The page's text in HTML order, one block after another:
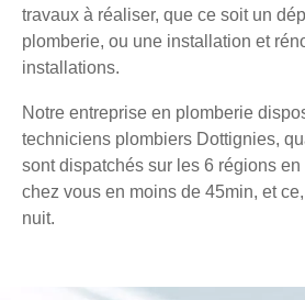
travaux à réaliser, que ce soit un
plomberie, ou une installation et
installations.
Notre entreprise en plomberie
techniciens plombiers Dottignies,
sont dispatchés sur les 6 régions en
chez vous en moins de 45min, et
nuit.